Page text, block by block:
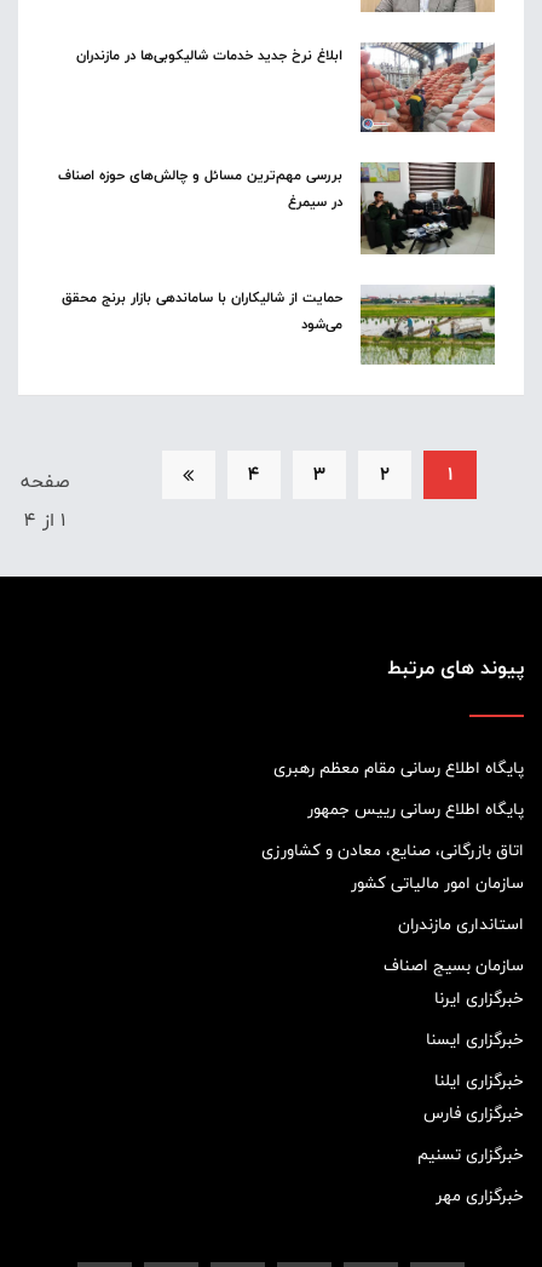
ابلاغ نرخ جدید خدمات شالیکوبی‌ها در مازندران
بررسی مهم‌ترین مسائل و چالش‌های حوزه اصناف
در سیمرغ
حمایت از شالیکاران با ساماندهی بازار برنج محقق
می‌شود
1
2
3
4
صفحه
1 از 4
پیوند های مرتبط
پایگاه اطلاع رسانی مقام معظم رهبری
پایگاه اطلاع رسانی رییس جمهور
اتاق بازرگانی، صنایع، معادن و کشاورزی
سازمان امور مالیاتی کشور
استانداری مازندران
سازمان بسیج اصناف
خبرگزاری ایرنا
خبرگزاری ایسنا
خبرگزاری ایلنا
خبرگزاری فارس
خبرگزاری تسنیم
خبرگزاری مهر